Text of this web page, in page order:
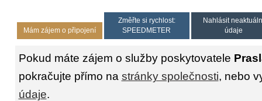
Mám zájem o připojení
Změřte si rychlost:
SPEEDMETER
Nahlásit
údaje
Pokud máte zájem o služby poskytovatele
pokračujte přímo na stránky společnosti, nebo
údaje.